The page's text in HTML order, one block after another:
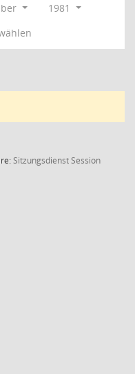
1981
SitzungsdienstSession(Wird in